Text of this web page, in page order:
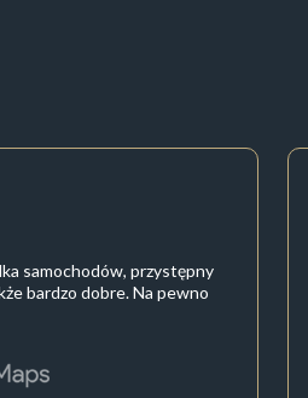
samochodów, przystępny
bardzo dobre. Na pewno